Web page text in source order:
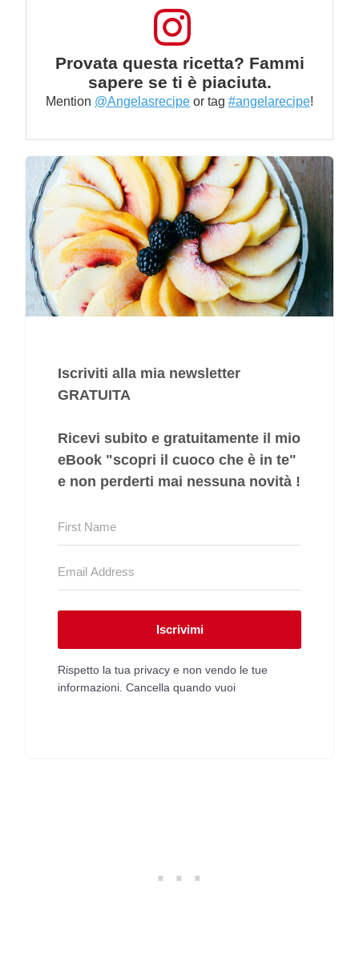
Provata questa ricetta? Fammi
sapere se ti è piaciuta.
Mention @Angelasrecipe or tag #angelarecipe!
Iscriviti alla mia newsletter
GRATUITA
Ricevi subito e gratuitamente il mio
eBook "scopri il cuoco che è in te"
e non perderti mai nessuna novità !
Iscrivimi
Rispetto la tua privacy e non vendo le tue
informazioni. Cancella quando vuoi